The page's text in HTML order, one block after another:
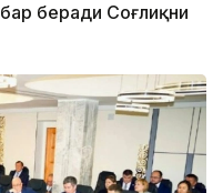
беради Соғлиқни